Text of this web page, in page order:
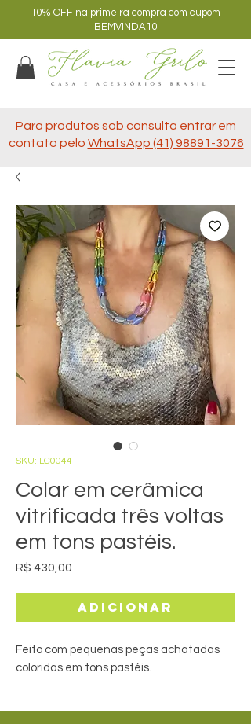
10% OFF na primeira compra com cupom
BEMVINDA10
Para produtos sob consulta entrar em
contato pelo WhatsApp (41) 98891-3076
SKU: LC0044
Colar em cerâmica
vitrificada três voltas
em tons pastéis.
R$ 430,00
Adicionar
Feito com pequenas peças achatadas
coloridas em tons pastéis.